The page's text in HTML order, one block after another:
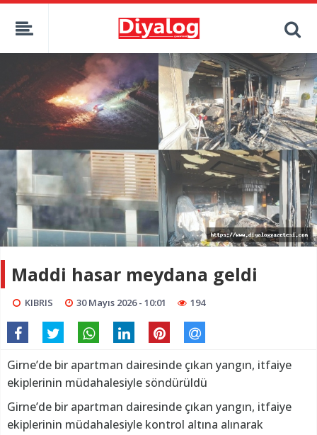
Maddi hasar meydana geldi
KIBRIS 30 Mayıs 2026 - 10:01 194
Girne’de bir apartman dairesinde çıkan yangın, itfaiye
ekiplerinin müdahalesiyle söndürüldü
Girne’de bir apartman dairesinde çıkan yangın, itfaiye
ekiplerinin müdahalesiyle kontrol altına alınarak